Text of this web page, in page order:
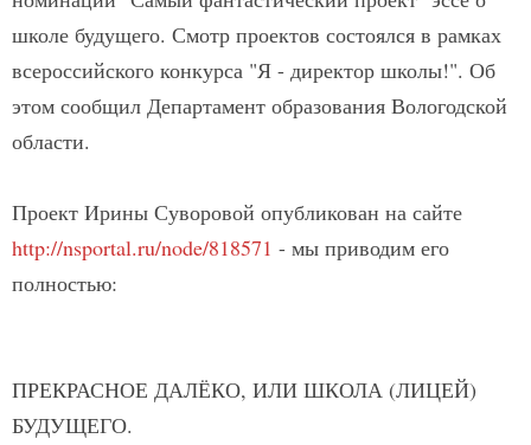
школе будущего. Смотр проектов состоялся в рамках
всероссийского конкурса "Я - директор школы!". Об
этом сообщил Департамент образования Вологодской
области.
Проект Ирины Суворовой опубликован на сайте
http://nsportal.ru/node/818571 - мы приводим его
полностью:
ПРЕКРАСНОЕ ДАЛЁКО, ИЛИ ШКОЛА (ЛИЦЕЙ)
БУДУЩЕГО.